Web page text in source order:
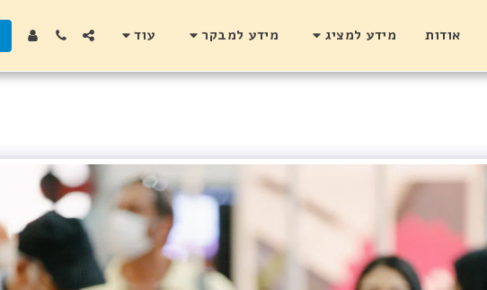
אודות מידע למציג מידע למבקר עוד